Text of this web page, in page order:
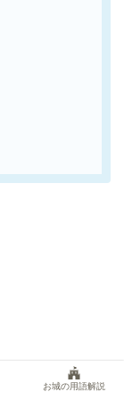
お城の用語解説